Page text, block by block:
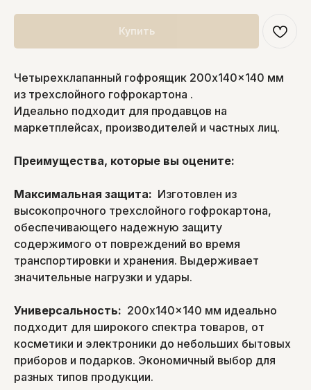
Купить
Четырехклапанный гофроящик 200x140x140 мм
из трехслойного гофрокартона .
Идеально подходит для продавцов на
маркетплейсах, производителей и частных лиц.
Преимущества, которые вы оцените:
Максимальная защита: Изготовлен из
высокопрочного трехслойного гофрокартона,
обеспечивающего надежную защиту
содержимого от повреждений во время
транспортировки и хранения. Выдерживает
значительные нагрузки и удары.
Универсальность: 200x140x140 мм идеально
подходит для широкого спектра товаров, от
косметики и электроники до небольших бытовых
приборов и подарков. Экономичный выбор для
разных типов продукции.